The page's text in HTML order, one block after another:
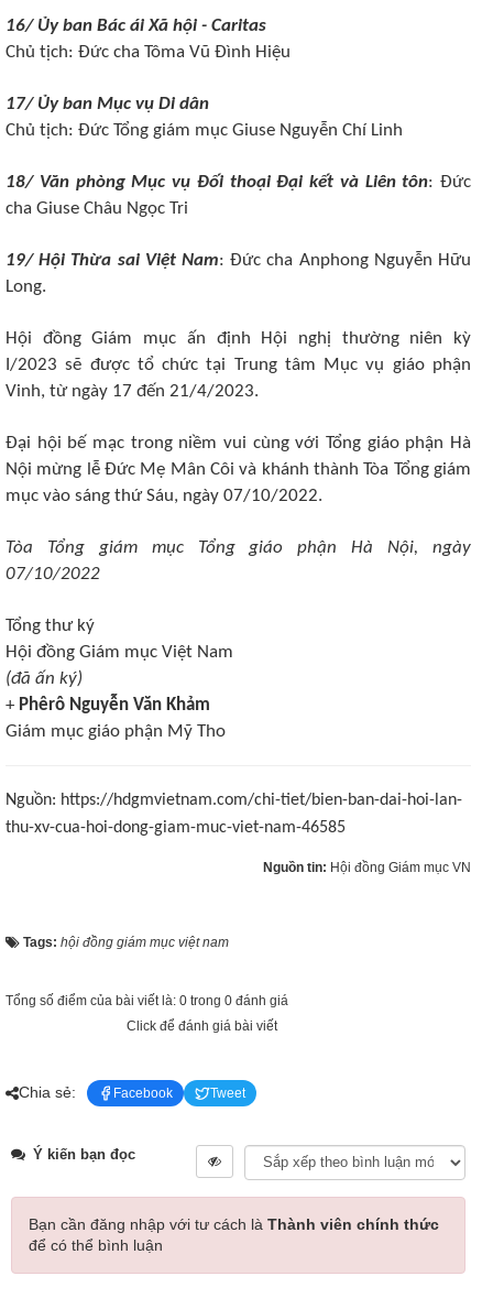
16/ Ủy ban Bác ái Xã hội - Caritas
Chủ tịch: Đức cha Tôma Vũ Đình Hiệu
17/ Ủy ban Mục vụ Di dân
Chủ tịch: Đức Tổng giám mục Giuse Nguyễn Chí Linh
18/ Văn phòng Mục vụ Đối thoại Đại kết và Liên tôn: Đức
cha Giuse Châu Ngọc Tri
19/ Hội Thừa sai Việt Nam: Đức cha Anphong Nguyễn Hữu
Long.
Hội đồng Giám mục ấn định Hội nghị thường niên kỳ
I/2023 sẽ được tổ chức tại Trung tâm Mục vụ giáo phận
Vinh, từ ngày 17 đến 21/4/2023.
Đại hội bế mạc trong niềm vui cùng với Tổng giáo phận Hà
Nội mừng lễ Đức Mẹ Mân Côi và khánh thành Tòa Tổng giám
mục vào sáng thứ Sáu, ngày 07/10/2022.
Tòa Tổng giám mụcTổng giáo phận Hà Nội, ngày
07/10/2022
Tổng thư ký
Hội đồng Giám mục Việt Nam
(đã ấn ký)
+ Phêrô Nguyễn Văn Khảm
Giám mục giáo phận Mỹ Tho
Nguồn: https://hdgmvietnam.com/chi-tiet/bien-ban-dai-hoi-lan-
thu-xv-cua-hoi-dong-giam-muc-viet-nam-46585
Nguồn tin: Hội đồng Giám mục VN
Tags: hội đồng giám mục việt nam
Tổng số điểm của bài viết là: 0 trong 0 đánh giá
Click để đánh giá bài viết
Chia sẻ: Facebook Tweet
Ý kiến bạn đọc
Bạn cần đăng nhập với tư cách là Thành viên chính thức
để có thể bình luận